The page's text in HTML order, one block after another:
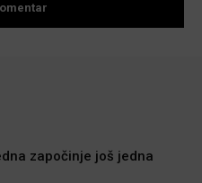
započinje još jedna